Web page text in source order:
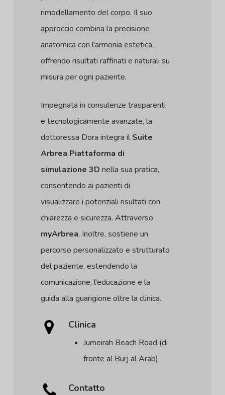
rimodellamento del corpo. Il suo
approccio combina la precisione
anatomica con l'armonia estetica,
offrendo risultati raffinati e naturali su
misura per ogni paziente.
Impegnata in consulenze trasparenti
e tecnologicamente avanzate, la
dottoressa Dora integra il Suite
Arbrea Piattaforma di
simulazione 3D nella sua pratica,
consentendo ai pazienti di
visualizzare i potenziali risultati con
chiarezza e sicurezza. Attraverso
myArbrea, Inoltre, sostiene un
percorso personalizzato e strutturato
del paziente, estendendo la
comunicazione, l'educazione e la
guida alla guarigione oltre la clinica.
Clinica
Jumeirah Beach Road (di
fronte al Burj al Arab)
Contatto